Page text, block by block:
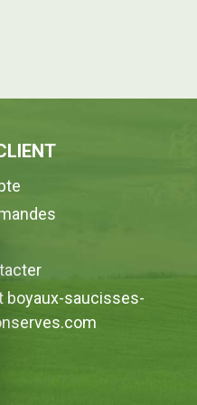
boyaux-saucisses-